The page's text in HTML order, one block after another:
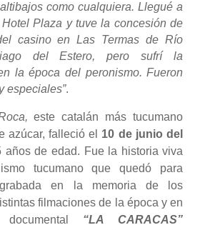
como cualquiera. Llegué a
Plaza y tuve la concesión de
casino en Las Termas de Río
del Estero, pero sufrí la
la época del peronismo. Fueron
especiales”.
este catalán más tucumano
azúcar, falleció el 10 de junio del
de edad. Fue la historia viva
tucumano que quedó para
en la memoria de los
filmaciones de la época y en
“LA CARACAS”